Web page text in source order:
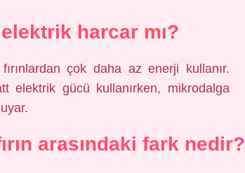
harcar mı?
çok daha az enerji kullanır.
elektrik gücü kullanırken, mikrodalga
arasındaki fark nedir?